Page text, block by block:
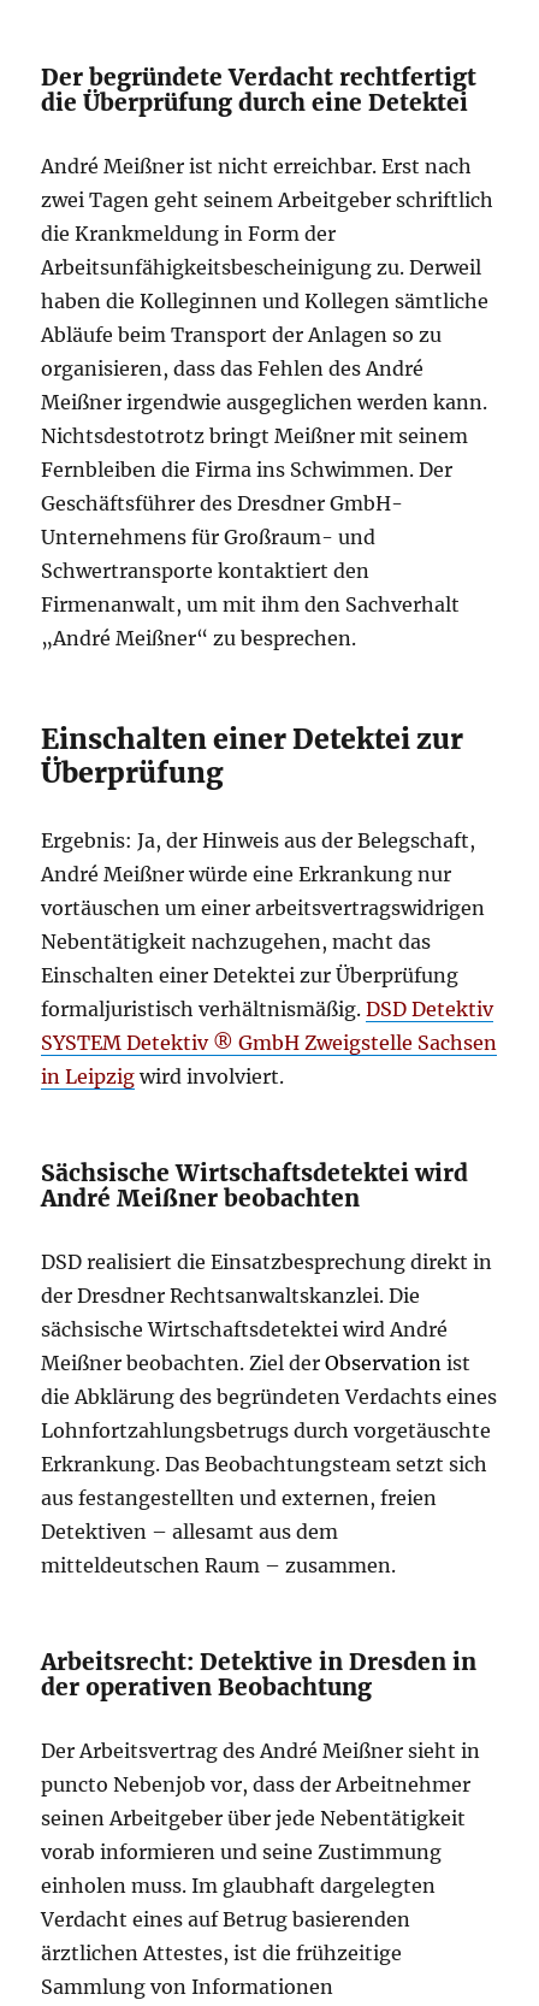
Der begründete Verdacht rechtfertigt
die Überprüfung durch eine Detektei
André Meißner ist nicht erreichbar. Erst nach
zwei Tagen geht seinem Arbeitgeber schriftlich
die Krankmeldung in Form der
Arbeitsunfähigkeitsbescheinigung zu. Derweil
haben die Kolleginnen und Kollegen sämtliche
Abläufe beim Transport der Anlagen so zu
organisieren, dass das Fehlen des André
Meißner irgendwie ausgeglichen werden kann.
Nichtsdestotrotz bringt Meißner mit seinem
Fernbleiben die Firma ins Schwimmen. Der
Geschäftsführer des Dresdner GmbH-
Unternehmens für Großraum- und
Schwertransporte kontaktiert den
Firmenanwalt, um mit ihm den Sachverhalt
„André Meißner“ zu besprechen.
Einschalten einer Detektei zur
Überprüfung
Ergebnis: Ja, der Hinweis aus der Belegschaft,
André Meißner würde eine Erkrankung nur
vortäuschen um einer arbeitsvertragswidrigen
Nebentätigkeit nachzugehen, macht das
Einschalten einer Detektei zur Überprüfung
formaljuristisch verhältnismäßig.DSD Detektiv
SYSTEM Detektiv ® GmbH Zweigstelle Sachsen
in Leipzig wird involviert.
Sächsische Wirtschaftsdetektei wird
André Meißner beobachten
DSD realisiert die Einsatzbesprechung direkt in
der Dresdner Rechtsanwaltskanzlei. Die
sächsische Wirtschaftsdetektei wird André
Meißner beobachten. Ziel derObservation ist
die Abklärung des begründeten Verdachts eines
Lohnfortzahlungsbetrugs durch vorgetäuschte
Erkrankung. Das Beobachtungsteam setzt sich
aus festangestellten und externen, freien
Detektiven – allesamt aus dem
mitteldeutschen Raum – zusammen.
Arbeitsrecht: Detektive in Dresden in
der operativen Beobachtung
Der Arbeitsvertrag des André Meißner sieht in
puncto Nebenjob vor, dass der Arbeitnehmer
seinen Arbeitgeber über jede Nebentätigkeit
vorab informieren und seine Zustimmung
einholen muss. Im glaubhaft dargelegten
Verdacht eines auf Betrug basierenden
ärztlichen Attestes, ist die frühzeitige
Sammlung von Informationen